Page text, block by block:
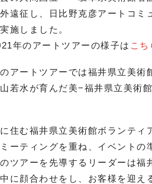
遠征し、日比野克彦アートコ
施しました。
年のアートツアーの様子は こち
アートツアーでは福井県立美術
山若水が育んだ美−福井県立美術
住む福井県立美術館ボランティ
ーティングを重ね、イベントの
ツアーを先導するリーダーは福
に顔合わせをし、お客様を迎え